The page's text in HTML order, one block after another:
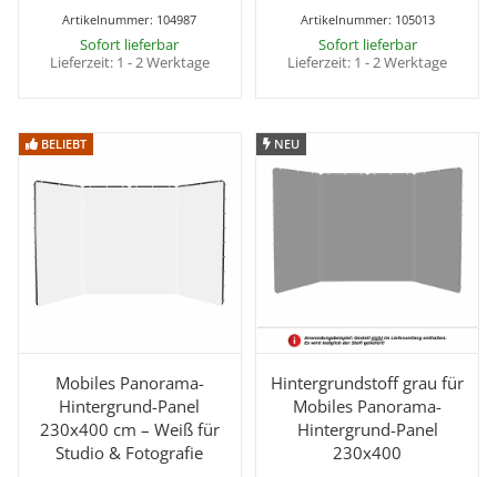
Artikelnummer: 104987
Sofort lieferbar
Lieferzeit: 1 - 2 Werktage
Artikelnummer: 105013
Sofort lieferbar
Lieferzeit: 1 - 2 Werktage
BELIEBT
BELIEBT
Mobiles Panorama-
Hintergrund-Panel
230x400 cm – Weiß für
Studio & Fotografie
NEU
NEU
Hintergrundstoff grau für
Mobiles Panorama-
Hintergrund-Panel
230x400